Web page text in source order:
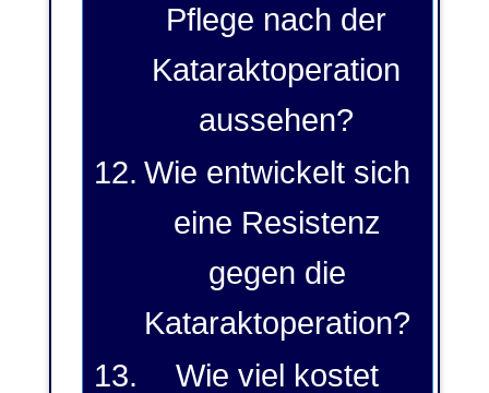
Pflege nach der
Kataraktoperation
aussehen?
Wie entwickelt sich
eine Resistenz
gegen die
Kataraktoperation?
Wie viel kostet